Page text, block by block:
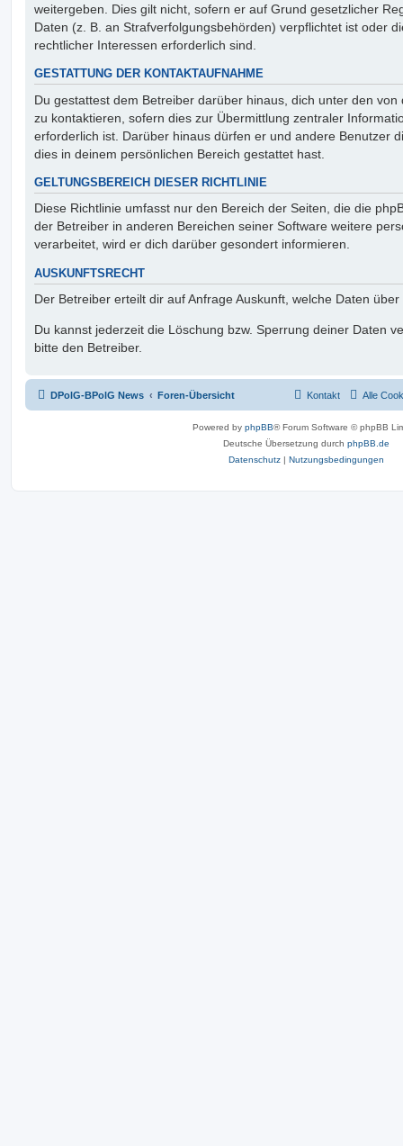
weitergeben. Dies gilt nicht, sofern er auf Grund gesetzlicher
Daten (z. B. an Strafverfolgungsbehörden) verpflichtet ist oder
rechtlicher Interessen erforderlich sind.
GESTATTUNG DER KONTAKTAUFNAHME
Du gestattest dem Betreiber darüber hinaus, dich unter den
zu kontaktieren, sofern dies zur Übermittlung zentraler
erforderlich ist. Darüber hinaus dürfen er und andere Benutzer
dies in deinem persönlichen Bereich gestattet hast.
GELTUNGSBEREICH DIESER RICHTLINIE
Diese Richtlinie umfasst nur den Bereich der Seiten, die die
der Betreiber in anderen Bereichen seiner Software weitere
verarbeitet, wird er dich darüber gesondert informieren.
AUSKUNFTSRECHT
Der Betreiber erteilt dir auf Anfrage Auskunft, welche Daten
Du kannst jederzeit die Löschung bzw. Sperrung deiner Daten
bitte den Betreiber.
DPolG-BPolG News Foren-Übersicht Alle
Kontakt
Powered by phpBB® Forum Software © phpBB
Deutsche Übersetzung durch phpBB.de
Datenschutz | Nutzungsbedingungen